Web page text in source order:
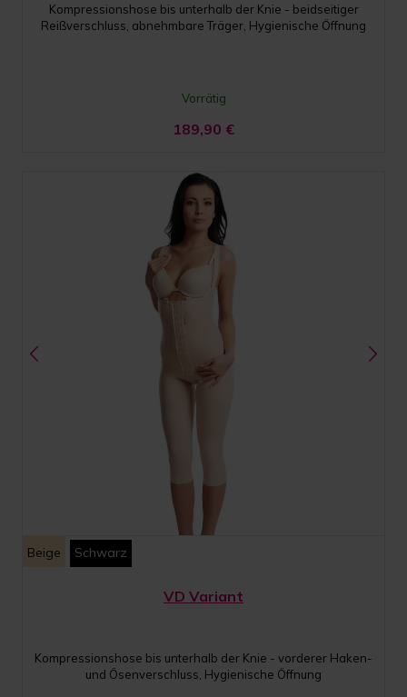
Kompressionshose bis unterhalb der Knie - beidseitiger
Reißverschluss, abnehmbare Träger, Hygienische Öffnung
Vorrätig
189,90 €
Beige Schwarz
VD Variant
Kompressionshose bis unterhalb der Knie - vorderer Haken-
und Ösenverschluss, Hygienische Öffnung